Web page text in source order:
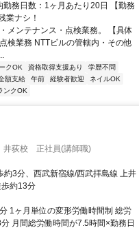
務日数：1ヶ月あたり20日 【勤務
業ナシ！
メンテナンス・点検業務。 【具体
検業務 NTTビルの管轄内・その他
クOK 資格取得支援あり
学歴不問
額支給 午前 経験者歓迎
ネイルOK
ンクOK
井荻校 正社員(講師職)
約3分、西武新宿線/西武拝島線 上井
約13分
1ヶ月単位の変形労働時間制 総労
月間総労働時間が7.5時間×勤務日